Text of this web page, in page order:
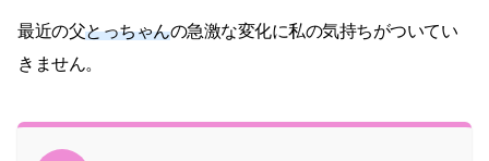
最近の父とっちゃんの急激な変化に私の気持ちがついてい
きません。